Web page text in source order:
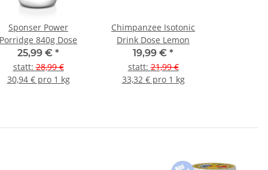
Sponser Power
Porridge 840g Dose
25,99 € *
statt:28,99 €
30,94 € pro 1 kg
Chimpanzee Isotonic
Drink Dose Lemon
19,99 € *
statt:21,99 €
33,32 € pro 1 kg